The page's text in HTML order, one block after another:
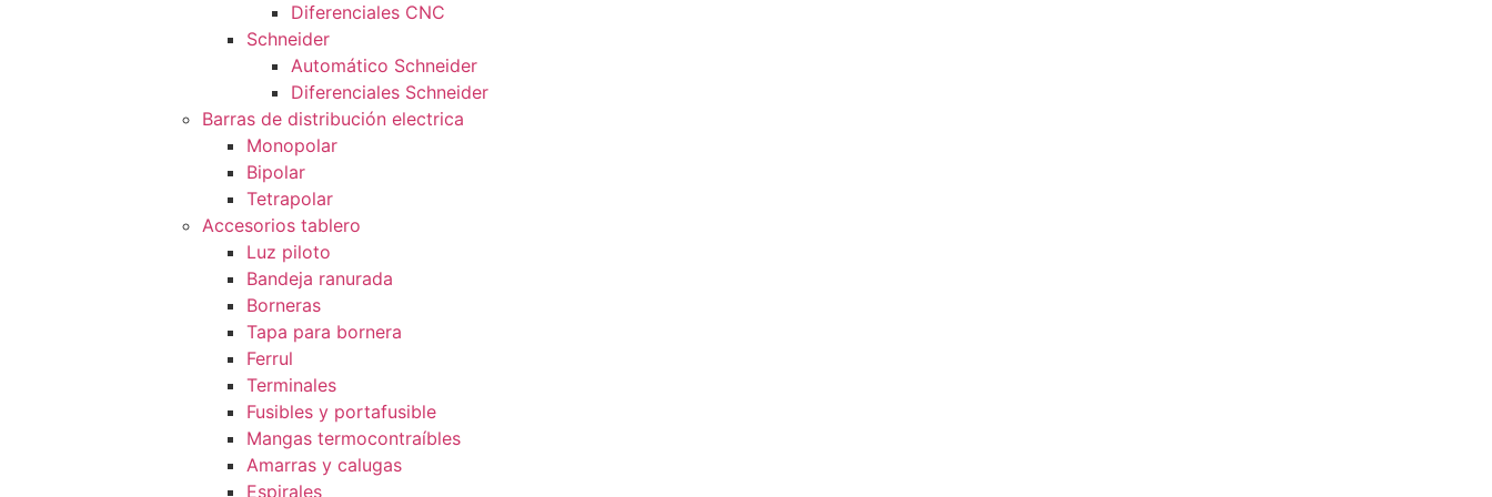
Diferenciales CNC
Schneider
Automático Schneider
Diferenciales Schneider
Barras de distribución electrica
Monopolar
Bipolar
Tetrapolar
Accesorios tablero
Luz piloto
Bandeja ranurada
Borneras
Tapa para bornera
Ferrul
Terminales
Fusibles y portafusible
Mangas termocontraíbles
Amarras y calugas
Espirales